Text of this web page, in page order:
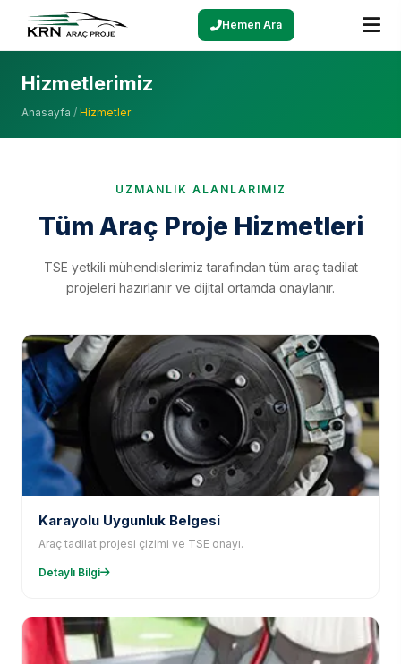
Hemen Ara
Hizmetlerimiz
Anasayfa / Hizmetler
UZMANLIK ALANLARIMIZ
Tüm Araç Proje Hizmetleri
TSE yetkili mühendislerimiz tarafından tüm araç tadilat
projeleri hazırlanır ve dijital ortamda onaylanır.
Karayolu Uygunluk Belgesi
Araç tadilat projesi çizimi ve TSE onayı.
Detaylı Bilgi